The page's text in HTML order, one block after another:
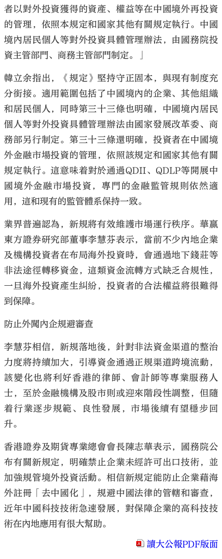
者以對外投資獲得的資產、權益等在中國境外再投資
的管理，依照本規定和國家其他有關規定執行。中國
境內居民個人等對外投資具體管理辦法，由國務院投
資主管部門、商務主管部門制定。」
韓立余指出，《規定》堅持守正固本，與現有制度充
分銜接。適用範圍包括了中國境內的企業、其他組織
和居民個人，同時第三十三條也明確，中國境內居民
個人等對外投資具體管理辦法由國家發展改革委、商
務部另行制定。第三十三條還明確，投資者在中國境
外金融市場投資的管理，依照該規定和國家其他有關
規定執行。這意味着對於通過QDII、QDLP等開展中
國境外金融市場投資，專門的金融監管規則依然適
用，這和現有的監管體系保持一致。
業界普遍認為，新規將有效維護市場運行秩序。華贏
東方證券研究部董事李慧芬表示，當前不少內地企業
及機構投資者在布局海外投資時，會通過地下錢莊等
非法途徑轉移資金，這類資金流轉方式缺乏合規性，
一旦海外投資產生糾紛，投資者的合法權益將很難得
到保障。
防止外闖內企規避審查
李慧芬相信，新規落地後，針對非法資金渠道的整治
力度將持續加大，引導資金通過正規渠道跨境流動，
該變化也將利好香港的律師、會計師等專業服務人
士，至於金融機構及股市則或迎來階段性調整，但隨
着行業逐步規範、良性發展，市場後續有望穩步回
升。
香港證券及期貨專業總會會長陳志華表示，國務院公
布有關新規定，明確禁止企業未經許可出口技術，並
加強規管境外投資活動。相信新規定能防止企業藉海
外註冊「去中國化」，規避中國法律的管轄和審查，
近年中國科技技術急速發展，對保障企業的高科技技
術在內地應用有很大幫助。
讀大公報PDF版面